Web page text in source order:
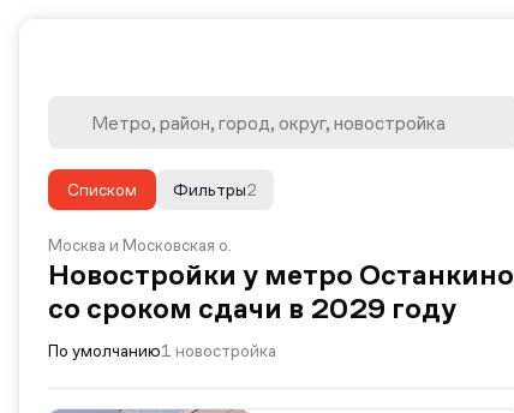
Списком 2
Фильтры
Москва и Московская о.
Новостройки у метро Останкино
со сроком сдачи в 2029 году
По умолчанию1 новостройка